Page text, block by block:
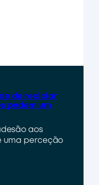
de reciclar
pedem um
aos
uma perceção